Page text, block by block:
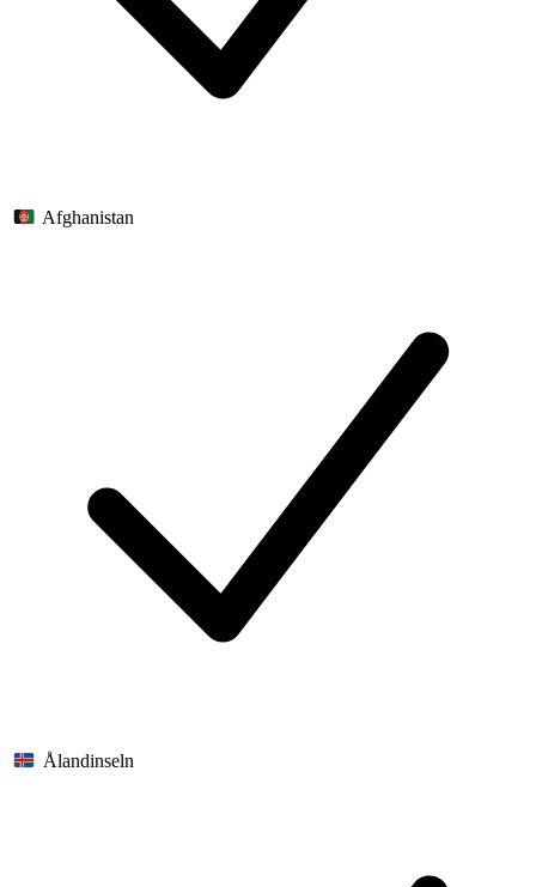
Afghanistan
Ålandinseln